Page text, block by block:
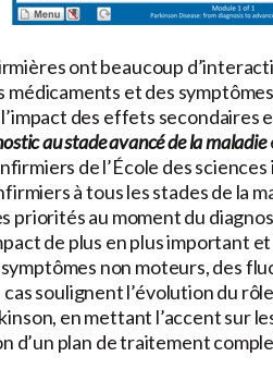
ont beaucoup
et des
des effets secondaires
au stade avancé de la maladie
de l’École des
à tous les stades de la
priorités au moment du
de plus en plus important
non moteurs, des
soulignent l’évolution du
en mettant l’accent sur
d’un plan de traitement